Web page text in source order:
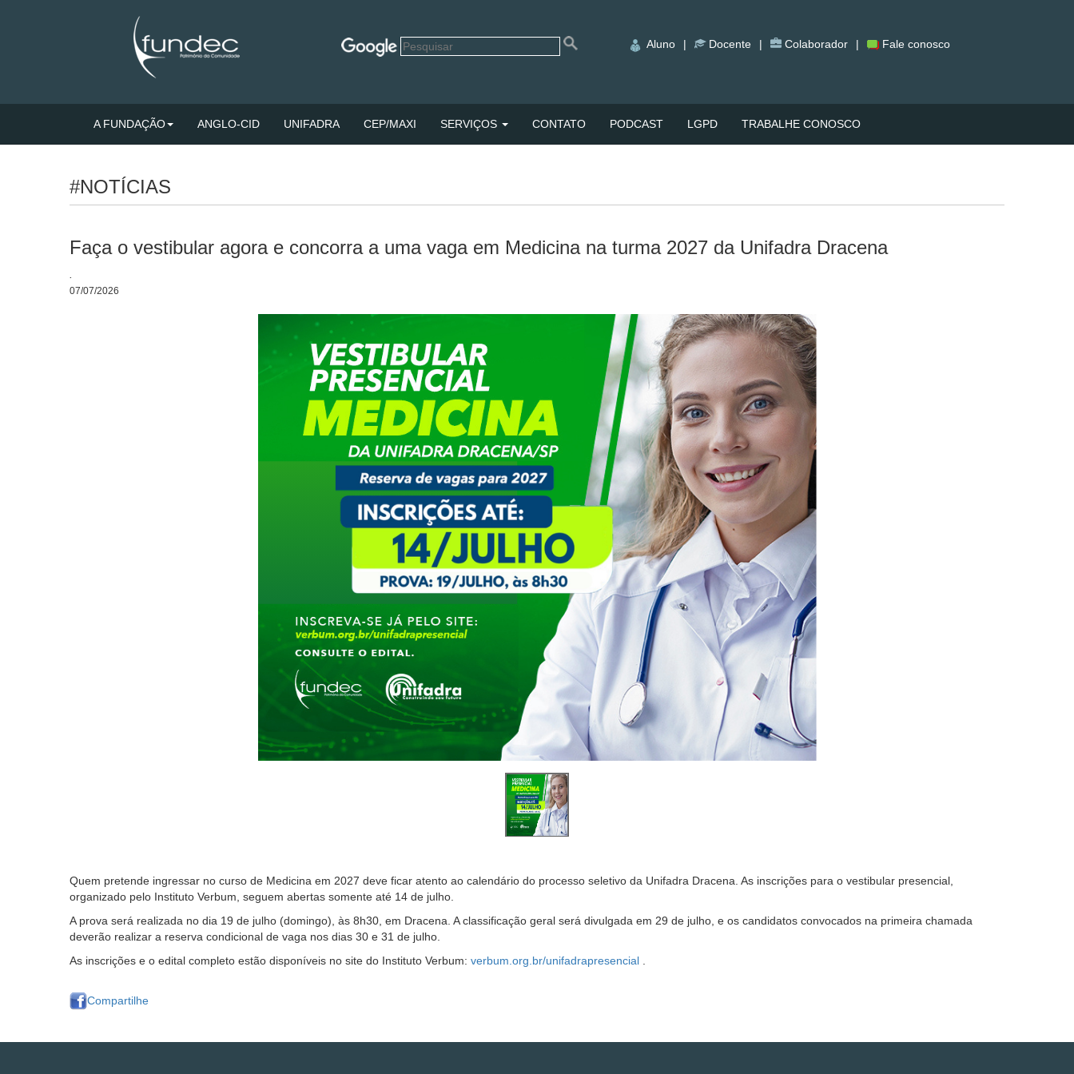
Aluno | Docente | Colaborador | Fale conosco
A FUNDAÇÃO ANGLO-CID UNIFADRA CEP/MAXI SERVIÇOS CONTATO PODCAST LGPD TRABALHE CONOSCO
#NOTÍCIAS
Faça o vestibular agora e concorra a uma vaga em Medicina na turma 2027 da Unifadra Dracena
07/07/2026
Quem pretende ingressar no curso de Medicina em 2027 deve ficar atento ao calendário do processo seletivo da Unifadra Dracena. As inscrições para o vestibular presencial,
organizado pelo Instituto Verbum, seguem abertas somente até 14 de julho.
A prova será realizada no dia 19 de julho (domingo), às 8h30, em Dracena. A classificação geral será divulgada em 29 de julho, e os candidatos convocados na primeira chamada
deverão realizar a reserva condicional de vaga nos dias 30 e 31 de julho.
As inscrições e o edital completo estão disponíveis no site do Instituto Verbum: verbum.org.br/unifadrapresencial
Compartilhe